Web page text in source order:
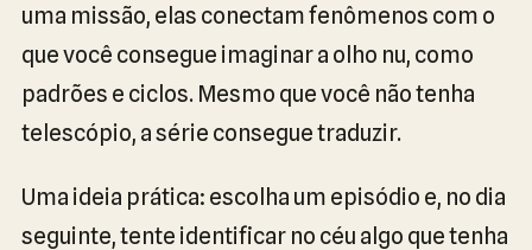
uma missão, elas conectam fenômenos com o
que você consegue imaginar a olho nu, como
padrões e ciclos. Mesmo que você não tenha
telescópio, a série consegue traduzir.
Uma ideia prática: escolha um episódio e, no dia
seguinte, tente identificar no céu algo que tenha